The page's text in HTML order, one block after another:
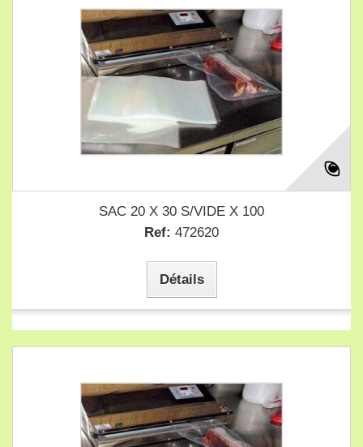
SAC 20 X 30 S/VIDE X 100
Ref: 472620
Détails